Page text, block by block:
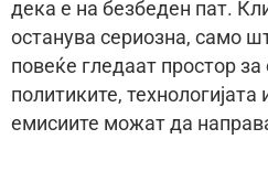
дека е на безбеден пат.
останува сериозна, само
повеќе гледаат простор за
политиките,
емисиите можат да